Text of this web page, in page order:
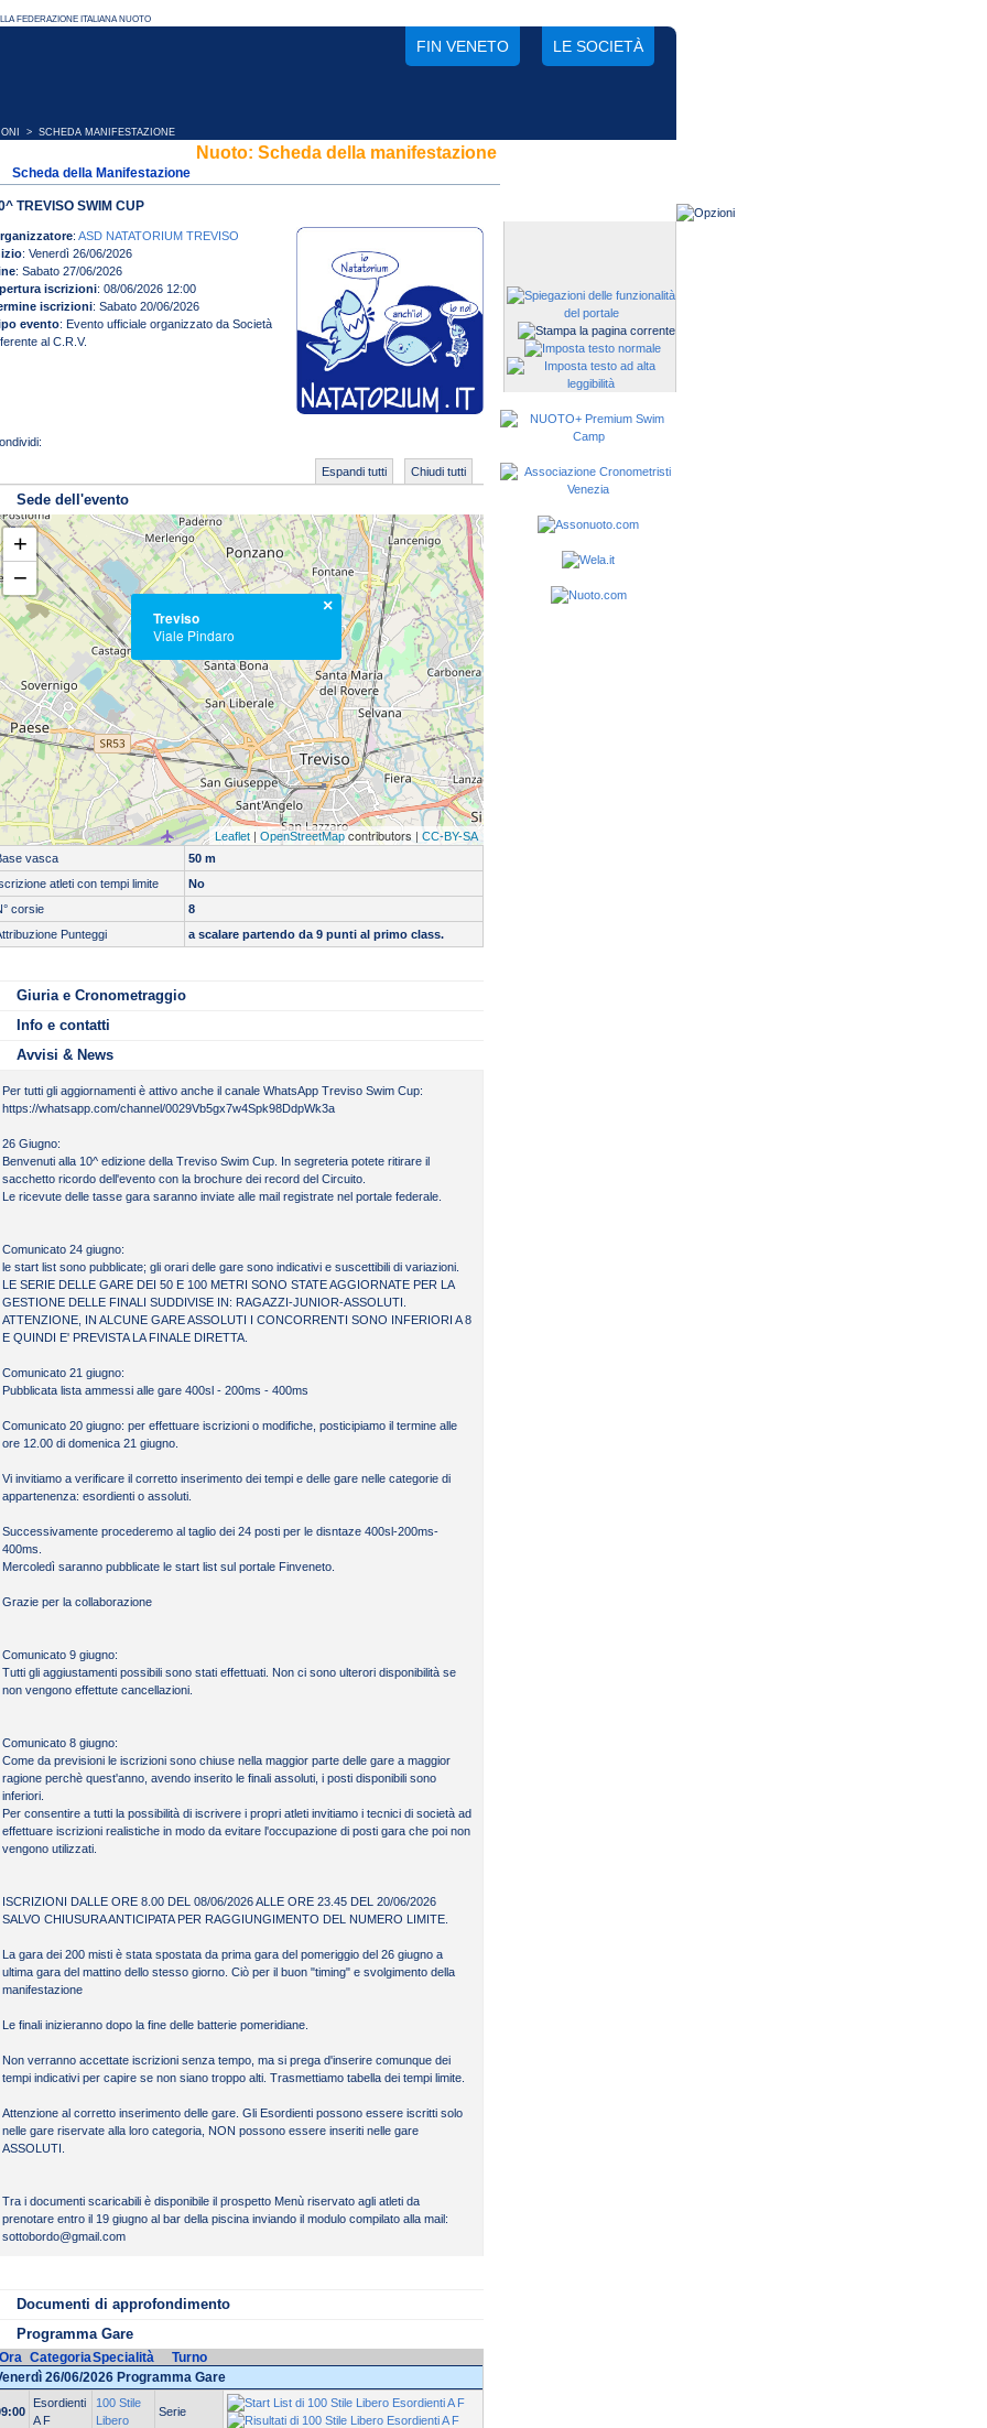
FIN VENETO LE SOCIETÀ
> SCHEDA MANIFESTAZIONE
Nuoto: Scheda della manifestazione
Scheda della Manifestazione
TREVISO SWIM CUP
: ASD NATATORIUM TREVISO
: Venerdì 26/06/2026
: Sabato 27/06/2026
iscrizioni: 08/06/2026 12:00
iscrizioni: Sabato 20/06/2026
evento: Evento ufficiale organizzato da Società
al C.R.V.
Chiudi tutti
Espandi tutti
Sede dell'evento
Treviso
Viale Pindaro
×
+
−
Leaflet | OpenStreetMapcontributors | CC-BY-SA
vasca
50 m
atleti con tempi limite
No
corsie
8
Punteggi
a scalare partendo da 9 punti al primo class.
Giuria e Cronometraggio
di cronometraggio:
Info e contatti
https://sportvillagepesaro.it/circuito-nuoto-italia/
Avvisi & News
Per tutti gli aggiornamenti è attivo anche il canale WhatsApp Treviso Swim Cup:
https://whatsapp.com/channel/0029Vb5gx7w4Spk98DdpWk3a
26 Giugno:
Benvenuti alla 10^ edizione della Treviso Swim Cup. In segreteria potete ritirare il
sacchetto ricordo dell'evento con la brochure dei record del Circuito.
Le ricevute delle tasse gara saranno inviate alle mail registrate nel portale federale.
Comunicato 24 giugno:
le start list sono pubblicate; gli orari delle gare sono indicativi e suscettibili di variazioni.
LE SERIE DELLE GARE DEI 50 E 100 METRI SONO STATE AGGIORNATE PER LA
GESTIONE DELLE FINALI SUDDIVISE IN: RAGAZZI-JUNIOR-ASSOLUTI.
ATTENZIONE, IN ALCUNE GARE ASSOLUTI I CONCORRENTI SONO INFERIORI A 8
E QUINDI E' PREVISTA LA FINALE DIRETTA.
Comunicato 21 giugno:
Pubblicata lista ammessi alle gare 400sl - 200ms - 400ms
Comunicato 20 giugno: per effettuare iscrizioni o modifiche, posticipiamo il termine alle
ore 12.00 di domenica 21 giugno.
Vi invitiamo a verificare il corretto inserimento dei tempi e delle gare nelle categorie di
appartenenza: esordienti o assoluti.
Successivamente procederemo al taglio dei 24 posti per le disntaze 400sl-200ms-
400ms.
Mercoledì saranno pubblicate le start list sul portale Finveneto.
Grazie per la collaborazione
Comunicato 9 giugno:
Tutti gli aggiustamenti possibili sono stati effettuati. Non ci sono ulterori disponibilità se
non vengono effettute cancellazioni.
Comunicato 8 giugno:
Come da previsioni le iscrizioni sono chiuse nella maggior parte delle gare a maggior
ragione perchè quest'anno, avendo inserito le finali assoluti, i posti disponibili sono
inferiori.
Per consentire a tutti la possibilità di iscrivere i propri atleti invitiamo i tecnici di società ad
effettuare iscrizioni realistiche in modo da evitare l'occupazione di posti gara che poi non
vengono utilizzati.
ISCRIZIONI DALLE ORE 8.00 DEL 08/06/2026 ALLE ORE 23.45 DEL 20/06/2026
SALVO CHIUSURA ANTICIPATA PER RAGGIUNGIMENTO DEL NUMERO LIMITE.
La gara dei 200 misti è stata spostata da prima gara del pomeriggio del 26 giugno a
ultima gara del mattino dello stesso giorno. Ciò per il buon "timing" e svolgimento della
manifestazione
Le finali inizieranno dopo la fine delle batterie pomeridiane.
Non verranno accettate iscrizioni senza tempo, ma si prega d'inserire comunque dei
tempi indicativi per capire se non siano troppo alti. Trasmettiamo tabella dei tempi limite.
Attenzione al corretto inserimento delle gare. Gli Esordienti possono essere iscritti solo
nelle gare riservate alla loro categoria, NON possono essere inseriti nelle gare
ASSOLUTI.
Tra i documenti scaricabili è disponibile il prospetto Menù riservato agli atleti da
prenotare entro il 19 giugno al bar della piscina inviando il modulo compilato alla mail:
sottobordo@gmail.com
Documenti di approfondimento
da scaricare
Locandina
MB
Programma e regolamento Treviso Swim Cup 2026
PDF
Menù atleti
PDF
502 KB
Schema campo gara
PDF
Tabella tempi limite
PDF 627 KB
Elenco ammessi 400sl - gli ospiti stranieri sono fuori
Elenco ammessi 400 misti
Programma Gare
CategoriaSpecialità
Turno
26/06/2026 Programma Gare
Esordienti
A F
100 Stile
Libero
Serie